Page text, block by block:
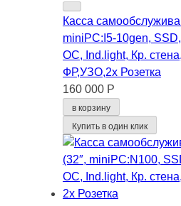
Касса
miniPC:I5-10gen,
ОС, Ind.light, Кр.
ФР,УЗО,2x Розетка
160 000 Р
в корзину
Купить в один клик